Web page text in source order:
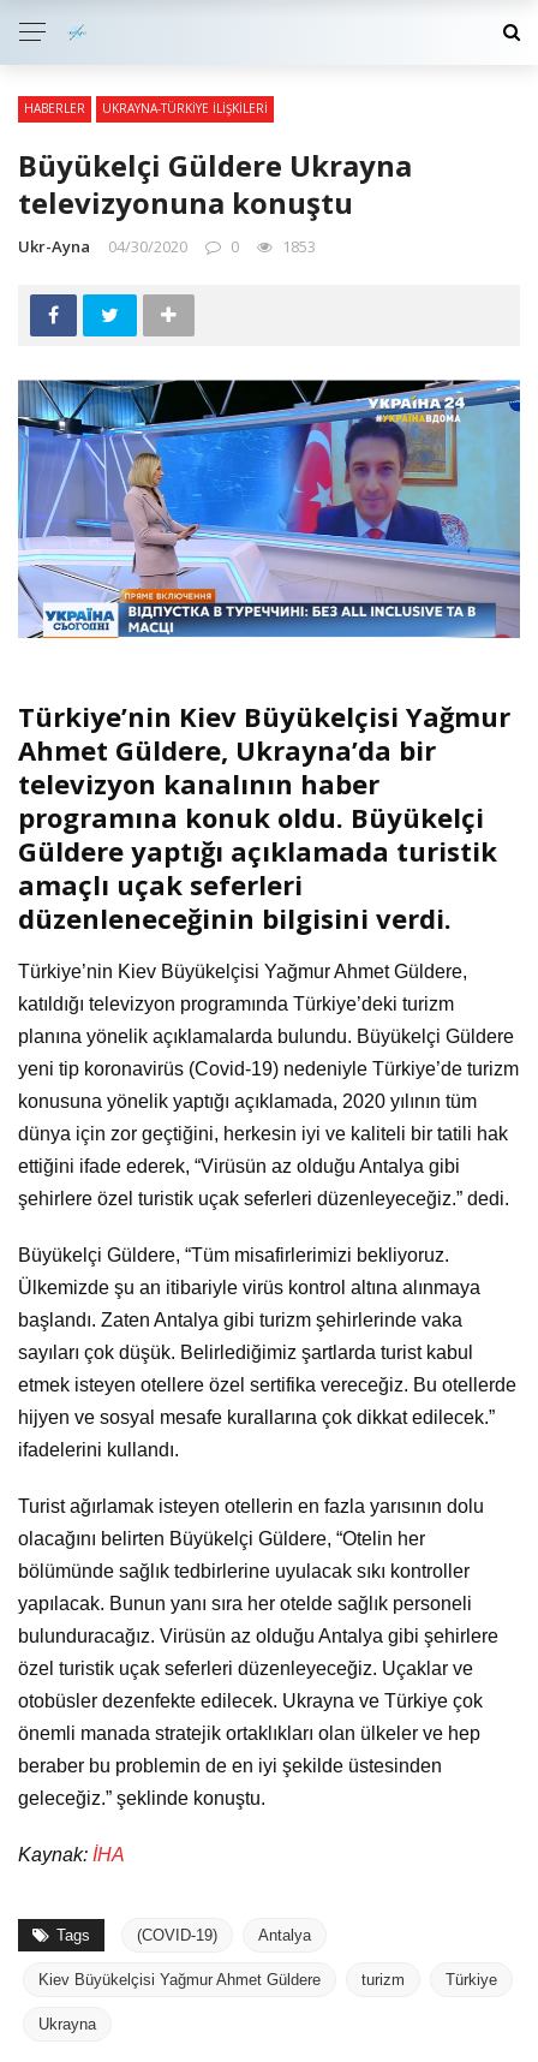
HABERLER UKRAYNA-TÜRKIYE İLIŞKILERI
Büyükelçi Güldere Ukrayna
televizyonuna konuştu
Ukr-Ayna 04/30/2020 0 1853
Türkiye’nin Kiev Büyükelçisi Yağmur
Ahmet Güldere, Ukrayna’da bir
televizyon kanalının haber
programına konuk oldu. Büyükelçi
Güldere yaptığı açıklamada turistik
amaçlı uçak seferleri
düzenleneceğinin bilgisini verdi.
Türkiye’nin Kiev Büyükelçisi Yağmur Ahmet Güldere,
katıldığı televizyon programında Türkiye’deki turizm
planına yönelik açıklamalarda bulundu. Büyükelçi Güldere
yeni tip koronavirüs (Covid-19) nedeniyle Türkiye’de turizm
konusuna yönelik yaptığı açıklamada, 2020 yılının tüm
dünya için zor geçtiğini, herkesin iyi ve kaliteli bir tatili hak
ettiğini ifade ederek, “Virüsün az olduğu Antalya gibi
şehirlere özel turistik uçak seferleri düzenleyeceğiz.” dedi.
Büyükelçi Güldere, “Tüm misafirlerimizi bekliyoruz.
Ülkemizde şu an itibariyle virüs kontrol altına alınmaya
başlandı. Zaten Antalya gibi turizm şehirlerinde vaka
sayıları çok düşük. Belirlediğimiz şartlarda turist kabul
etmek isteyen otellere özel sertifika vereceğiz. Bu otellerde
hijyen ve sosyal mesafe kurallarına çok dikkat edilecek.”
ifadelerini kullandı.
Turist ağırlamak isteyen otellerin en fazla yarısının dolu
olacağını belirten Büyükelçi Güldere, “Otelin her
bölümünde sağlık tedbirlerine uyulacak sıkı kontroller
yapılacak. Bunun yanı sıra her otelde sağlık personeli
bulunduracağız. Virüsün az olduğu Antalya gibi şehirlere
özel turistik uçak seferleri düzenleyeceğiz. Uçaklar ve
otobüsler dezenfekte edilecek. Ukrayna ve Türkiye çok
önemli manada stratejik ortaklıkları olan ülkeler ve hep
beraber bu problemin de en iyi şekilde üstesinden
geleceğiz.” şeklinde konuştu.
Kaynak: İHA
Tags (COVID-19) Antalya
Kiev Büyükelçisi Yağmur Ahmet Güldere turizm Türkiye
Ukrayna